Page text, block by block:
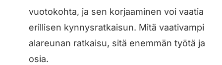
vuotokohta, ja sen korjaaminen voi vaatia
erillisen kynnysratkaisun. Mitä vaativampi
alareunan ratkaisu, sitä enemmän työtä ja
osia.